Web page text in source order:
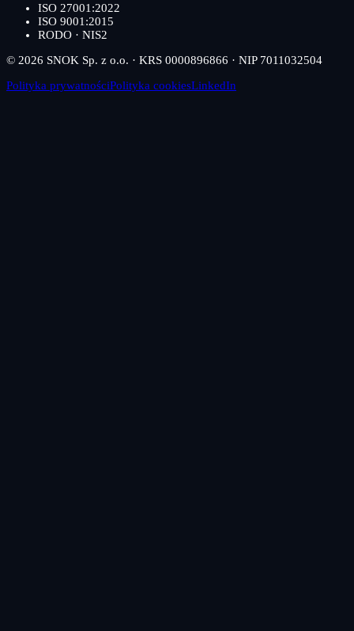
ISO 27001:2022
ISO 9001:2015
RODO · NIS2
© 2026 SNOK Sp. z o.o. · KRS 0000896866 · NIP 7011032504
Polityka prywatnościPolityka cookiesLinkedIn